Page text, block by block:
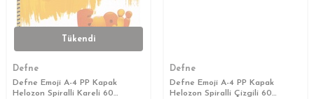
Tükendi
Defne
Defne Emoji A-4 PP Kapak
Helozon Spiralli Kareli 60
Defne
Defne Emoji A-4 PP Kapak
Helozon Spiralli Çizgili 60